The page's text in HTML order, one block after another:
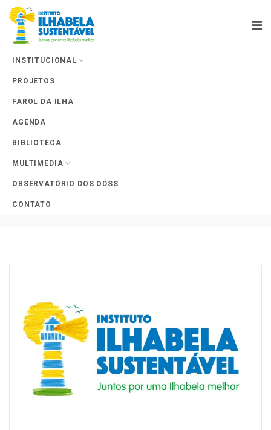
INSTITUCIONAL
PROJETOS
FAROL DA ILHA
AGENDA
BIBLIOTECA
MULTIMEDIA
OBSERVATÓRIO DOS ODSS
CONTATO
Tag Archives: Evento Anual do
Instituto Ilhabela Sustentável